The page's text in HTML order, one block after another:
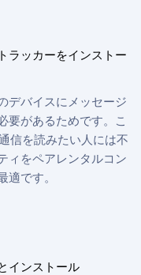
ラッカーをインストー
デバイスにメッセージ
要があるためです。こ
信を読みたい人には不
ィをペアレンタルコン
です。
インストール